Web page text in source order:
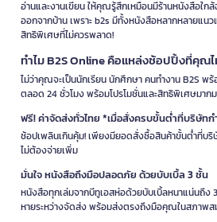
อ่านและงานเขียน ให้คุณรู้สึกเหมือนมีร้านหนังสือใก
ออกจากบ้าน เพราะ b2s มีทั้งหนังสือหลากหลายแ
สิทธิพิเศษที่ไม่ควรพลาด!
ทำไม B2S Online คือแหล่งช้อปปิ้งที่คุณ
ไม่ว่าคุณจะเป็นนักเรียน นักศึกษา คนทำงาน B2S
ตลอด 24 ชั่วโมง พร้อมโปรโมชั่นและสิทธิพิเศษมาก
ฟรี! ค่าจัดส่งทั่วไทย *เมื่อสั่งครบขั้นต่ำที่บริษัท
ช้อปเพลินเกินคุ้ม! เพียงมียอดสั่งซื้อสินค้าขั้นต่ำที่บ
ไม่ต้องจ่ายเพิ่ม
มั่นใจ หนังสือถึงมือปลอดภัย ด้วยบับเบิ้ล 3 ชั้น
หนังสือทุกเล่มจากบีทูเอสห่อด้วยบับเบิ้ลหนาแน่นถึง
หายระหว่างจัดส่ง พร้อมส่งตรงถึงมือคุณในสภาพ